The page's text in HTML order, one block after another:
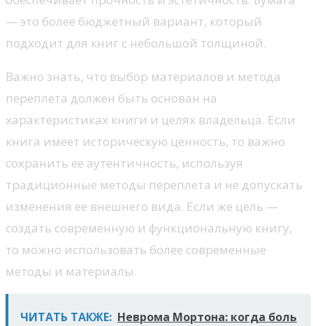
— это более бюджетный вариант, который
подходит для книг с небольшой толщиной.
Важно знать, что выбор материалов и метода
переплета должен быть основан на
характеристиках книги и целях владельца. Если
книга имеет историческую ценность, то важно
сохранить ее аутентичность, используя
традиционные методы переплета и не допускать
изменения ее внешнего вида. Если же цель —
создать современную и функциональную книгу,
то можно использовать более современные
методы и материалы.
ЧИТАТЬ ТАКЖЕ: Неврома Мортона: когда боль